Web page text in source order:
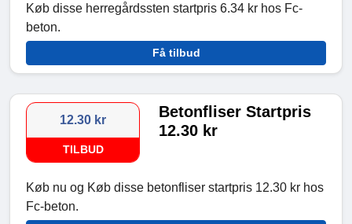
Køb disse herregårdssten startpris 6.34 kr hos Fc-
beton.
Få tilbud
12.30 kr
TILBUD
Betonfliser Startpris
12.30 kr
Køb nu og Køb disse betonfliser startpris 12.30 kr hos
Fc-beton.